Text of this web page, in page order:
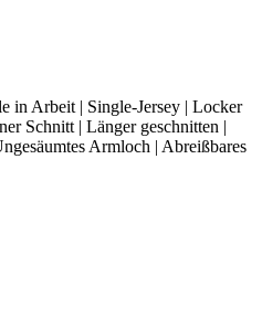
in Arbeit | Single-Jersey | Locker
Schnitt | Länger geschnitten |
Armloch | Abreißbares